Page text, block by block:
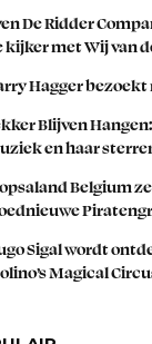
De Ridder
kijker met Wij van
Hagger
Blijven
en haar
Belgium
Sigal wordt
Magical